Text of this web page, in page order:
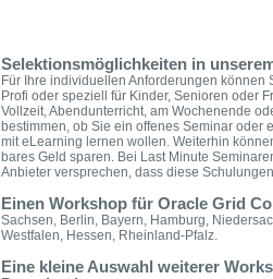
Selektionsmöglichkeiten in
Für Ihre individuellen Anforderungen können
Profi oder speziell für Kinder, Senioren oder
Vollzeit, Abendunterricht, am Wochenende
bestimmen, ob Sie ein offenes Seminar
mit eLearning lernen wollen. Weiterhin
bares Geld sparen. Bei Last Minute
Anbieter versprechen, dass diese
Einen Workshop für Oracle Grid
Sachsen, Berlin, Bayern, Hamburg,
Westfalen, Hessen, Rheinland-Pfalz.
Eine kleine Auswahl weiterer